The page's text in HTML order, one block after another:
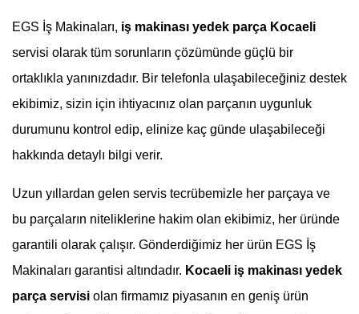
EGS İş Makinaları, iş makinası yedek parça Kocaeli
servisi olarak tüm sorunların çözümünde güçlü bir
ortaklıkla yanınızdadır. Bir telefonla ulaşabileceğiniz destek
ekibimiz, sizin için ihtiyacınız olan parçanın uygunluk
durumunu kontrol edip, elinize kaç günde ulaşabileceği
hakkında detaylı bilgi verir.
Uzun yıllardan gelen servis tecrübemizle her parçaya ve
bu parçaların niteliklerine hakim olan ekibimiz, her üründe
garantili olarak çalışır. Gönderdiğimiz her ürün EGS İş
Makinaları garantisi altındadır. Kocaeli iş makinası yedek
parça servisi olan firmamız piyasanın en geniş ürün